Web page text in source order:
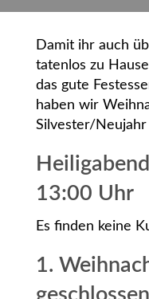
Damit ihr auch
tatenlos zu
das gute
haben wir
Silvester/
13:00 Uhr
Es finden keine
1.